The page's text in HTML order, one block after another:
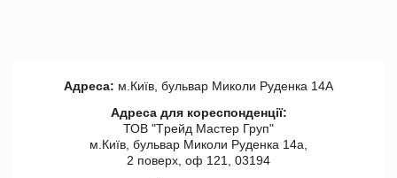
Адреса: м.Київ, бульвар Миколи Руденка 14А
Адреса для кореспонденції:
ТОВ "Tрейд Мастер Груп"
м.Київ, бульвар Миколи Руденка 14а,
2 поверх, оф 121, 03194